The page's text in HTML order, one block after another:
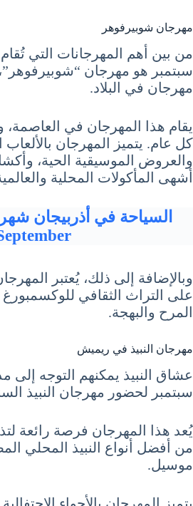
مهرجان شوبيرفوهر
من بين أهم المهرجانات التي
سبتمبر هو مهرجان
مهرجان في البلاد.
يقام هذا المهرجان في العاصمة،
كل عام. يتميز المهرجان بالألعاب
والعروض الموسيقية الحية،
أشهى المأكولات المحلية
وبالإضافة إلى ذلك، يُعتبر
على التراث الثقافي
المرح والبهجة.
مهرجان النبيذ في ريميش
عشاق النبيذ يمكنهم التوجه
سبتمبر لحضور مهرجان النبيذ
يُعد هذا المهرجان فرصة رائعة
من أفضل أنواع النبيذ المحلي
موسيل.